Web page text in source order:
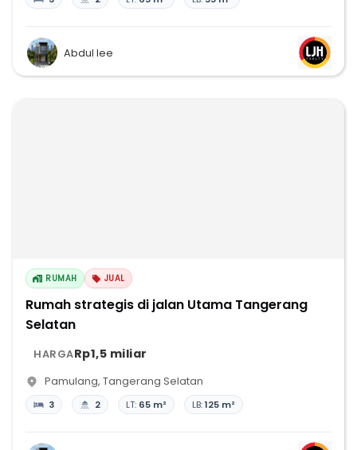
Abdul lee
RUMAH JUAL
Rumah strategis di jalan Utama Tangerang
Selatan
HARGARp1,5 miliar
Pamulang, Tangerang Selatan
3 2 LT: 65 m² LB:125 m²